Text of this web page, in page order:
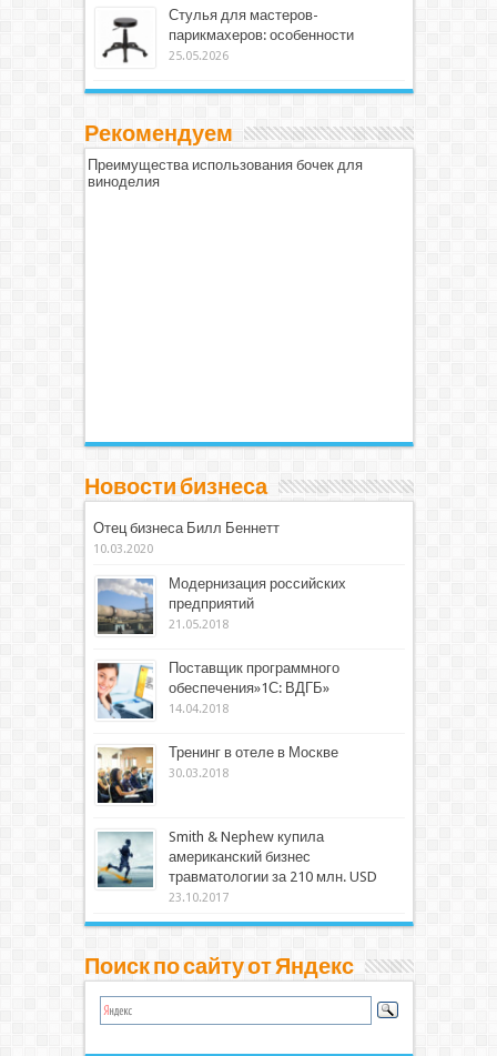
Стулья для мастеров-
парикмахеров: особенности
25.05.2026
Рекомендуем
Преимущества использования бочек для
виноделия
Новости бизнеса
Отец бизнеса Билл Беннетт
10.03.2020
Модернизация российских
предприятий
21.05.2018
Поставщик программного
обеспечения»1С: ВДГБ»
14.04.2018
Тренинг в отеле в Москве
30.03.2018
Smith & Nephew купила
американский бизнес
травматологии за 210 млн. USD
23.10.2017
Поиск по сайту от Яндекс